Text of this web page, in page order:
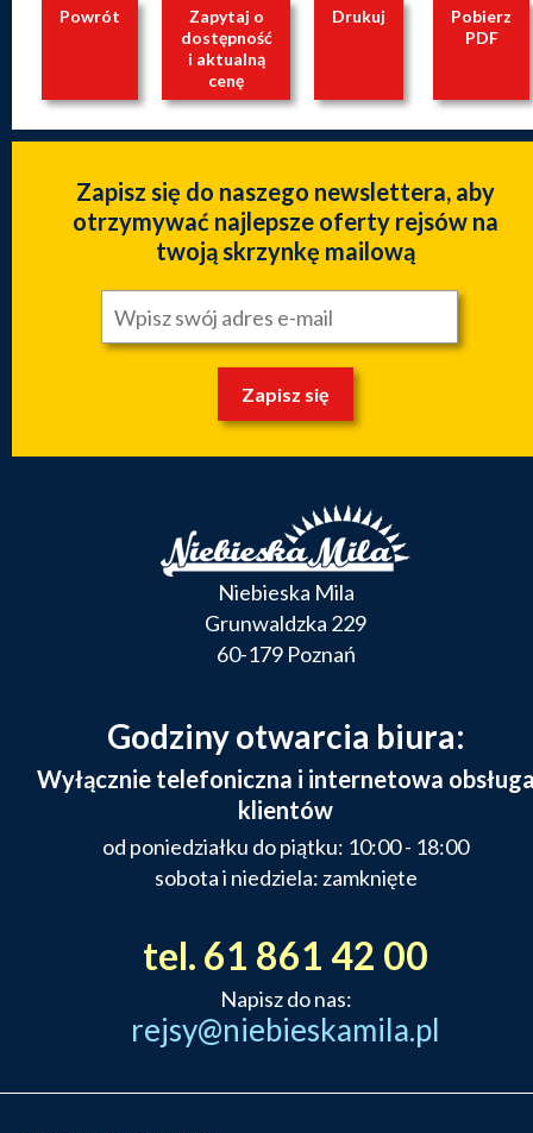
Powrót
Zapytaj o
dostępność
i aktualną
cenę
Drukuj
Pobierz
PDF
Zapisz się do naszego newslettera, aby
otrzymywać najlepsze oferty rejsów na
twoją skrzynkę mailową
Zapisz się
Niebieska Mila
Grunwaldzka 229
60-179 Poznań
Godziny otwarcia biura:
Wyłącznie telefoniczna i internetowa
klientów
od poniedziałku do piątku: 10:00 - 18:00
sobota i niedziela: zamknięte
tel. 61 861 42 00
Napisz do nas:
rejsy@niebieskamila.pl